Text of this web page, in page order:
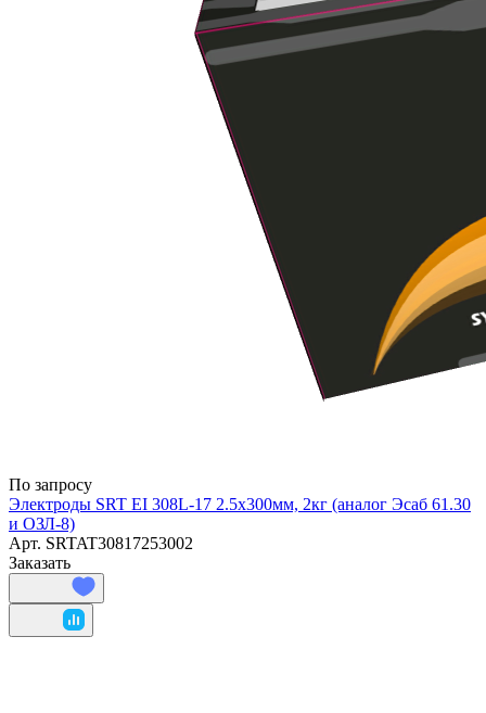
По запросу
Электроды SRT EI 308L-17 2.5х300мм, 2кг (аналог Эсаб 61.30
и ОЗЛ-8)
Арт. SRTAT30817253002
Заказать